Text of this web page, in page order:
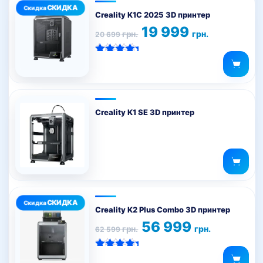
на
странице
товара.
Creality K1C 2025 3D принтер
20 699грн.
Первоначальная
цена
составляла
19 999 грн.
Текущая
цена:
19
Creality K1 SE 3D принтер
Creality K2 Plus Combo 3D принтер
62 599грн.
Первоначальная
цена
составляла
56 999 грн.
Текущая
цена:
56